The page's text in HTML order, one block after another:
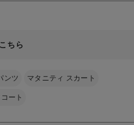
ちら
ンツ マタニティ スカート
ート